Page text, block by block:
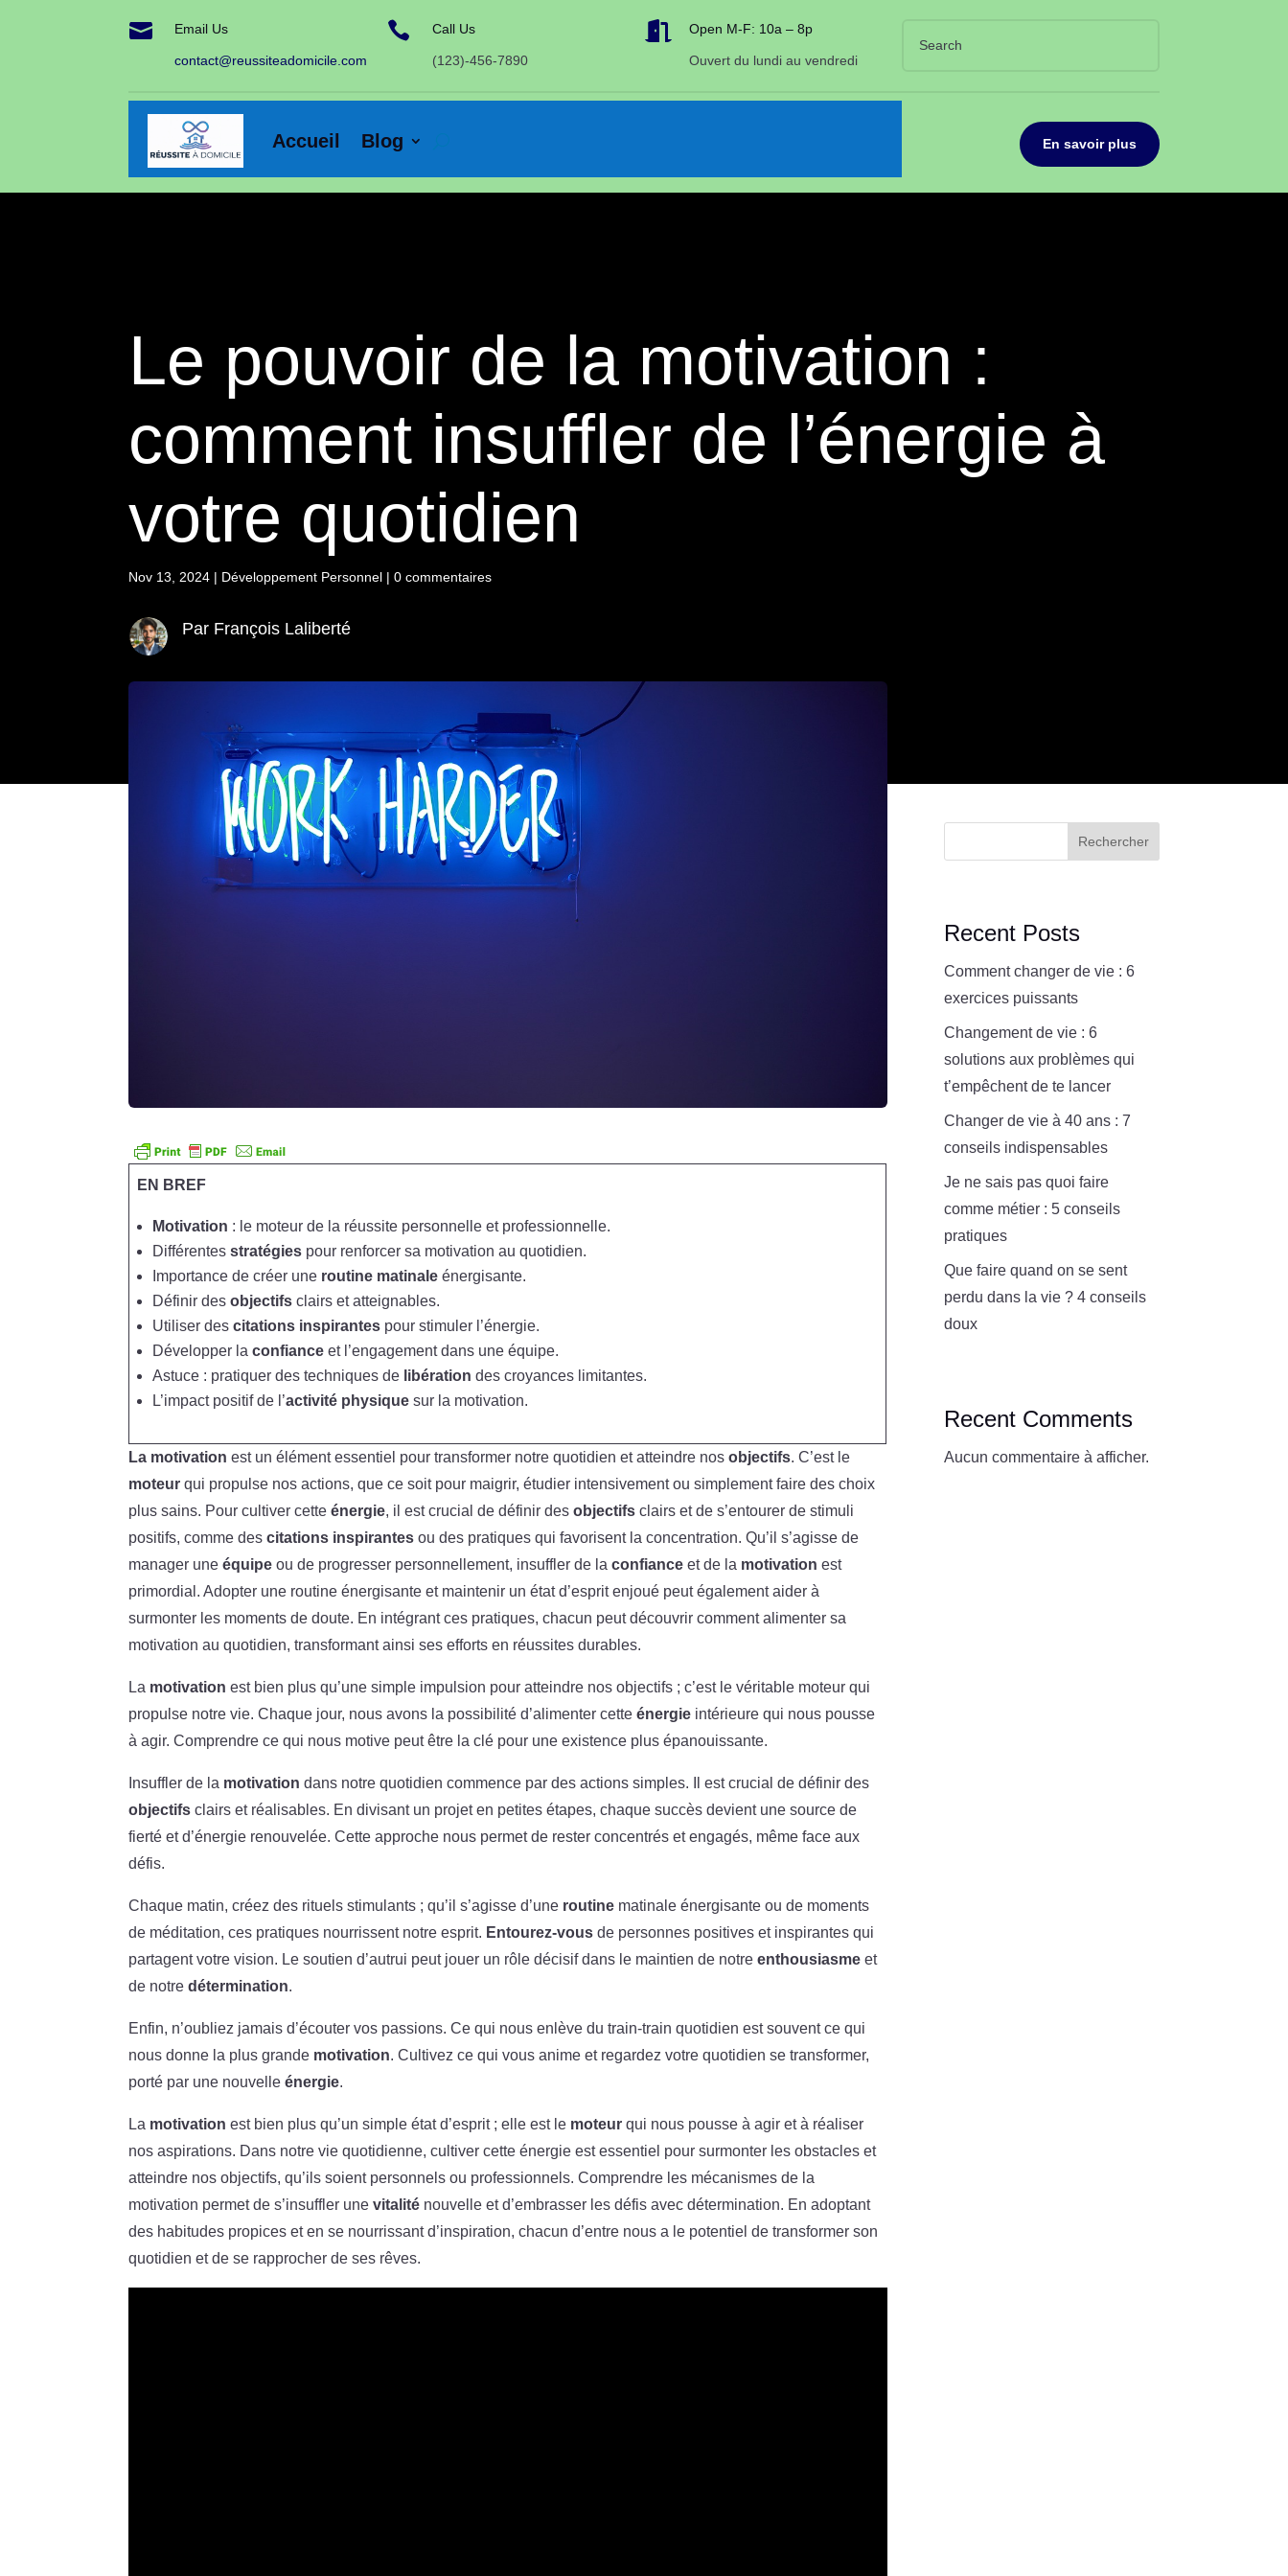
 Email Us
contact@reussiteadomicile.com
 Call Us
(123)-456-7890
 Open M-F: 10a – 8p
Ouvert du lundi au vendredi
Accueil Blog En savoir plus
Le pouvoir de la motivation :
comment insuffler de l’énergie à
votre quotidien
Nov 13, 2024 | Développement Personnel |0 commentaires
Par François Laliberté
EN BREF
Motivation : le moteur de la réussite personnelle et professionnelle.
Différentesstratégies pour renforcer sa motivation au quotidien.
Importance de créer une routine matinale énergisante.
Définir desobjectifs clairs et atteignables.
Utiliser descitations inspirantes pour stimuler l’énergie.
Développer laconfiance et l’engagement dans une équipe.
Astuce : pratiquer des techniques de libération des croyances limitantes.
L’impact positif de l’activité physique sur la motivation.
La motivation est un élément essentiel pour transformer notre quotidien et atteindre nosobjectifs. C’est le
moteur qui propulse nos actions, que ce soit pour maigrir, étudier intensivement ou simplement faire des choix
plus sains. Pour cultiver cetteénergie, il est crucial de définir desobjectifs clairs et de s’entourer de stimuli
positifs, comme descitations inspirantes ou des pratiques qui favorisent la concentration. Qu’il s’agisse de
manager uneéquipe ou de progresser personnellement, insuffler de laconfiance et de la motivation est
primordial. Adopter une routine énergisante et maintenir un état d’esprit enjoué peut également aider à
surmonter les moments de doute. En intégrant ces pratiques, chacun peut découvrir comment alimenter sa
motivation au quotidien, transformant ainsi ses efforts en réussites durables.
La motivation est bien plus qu’une simple impulsion pour atteindre nos objectifs ; c’est le véritable moteur qui
propulse notre vie. Chaque jour, nous avons la possibilité d’alimenter cetteénergie intérieure qui nous pousse
à agir. Comprendre ce qui nous motive peut être la clé pour une existence plus épanouissante.
Insuffler de la motivation dans notre quotidien commence par des actions simples. Il est crucial de définir des
objectifs clairs et réalisables. En divisant un projet en petites étapes, chaque succès devient une source de
fierté et d’énergie renouvelée. Cette approche nous permet de rester concentrés et engagés, même face aux
défis.
Chaque matin, créez des rituels stimulants ; qu’il s’agisse d’une routine matinale énergisante ou de moments
de méditation, ces pratiques nourrissent notre esprit. Entourez-vous de personnes positives et inspirantes qui
partagent votre vision. Le soutien d’autrui peut jouer un rôle décisif dans le maintien de notreenthousiasme et
de notredétermination.
Enfin, n’oubliez jamais d’écouter vos passions. Ce qui nous enlève du train-train quotidien est souvent ce qui
nous donne la plus grande motivation. Cultivez ce qui vous anime et regardez votre quotidien se transformer,
porté par une nouvelleénergie.
La motivation est bien plus qu’un simple état d’esprit ; elle est le moteur qui nous pousse à agir et à réaliser
nos aspirations. Dans notre vie quotidienne, cultiver cette énergie est essentiel pour surmonter les obstacles et
atteindre nos objectifs, qu’ils soient personnels ou professionnels. Comprendre les mécanismes de la
motivation permet de s’insuffler unevitalité nouvelle et d’embrasser les défis avec détermination. En adoptant
des habitudes propices et en se nourrissant d’inspiration, chacun d’entre nous a le potentiel de transformer son
quotidien et de se rapprocher de ses rêves.
Rechercher
Recent Posts
Comment changer de vie : 6
exercices puissants
Changement de vie : 6
solutions aux problèmes qui
t’empêchent de te lancer
Changer de vie à 40 ans : 7
conseils indispensables
Je ne sais pas quoi faire
comme métier : 5 conseils
pratiques
Que faire quand on se sent
perdu dans la vie ? 4 conseils
doux
Recent Comments
Aucun commentaire à afficher.